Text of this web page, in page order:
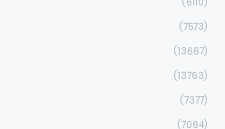
(7573)
(13667)
(13763)
(7377)
(7064)